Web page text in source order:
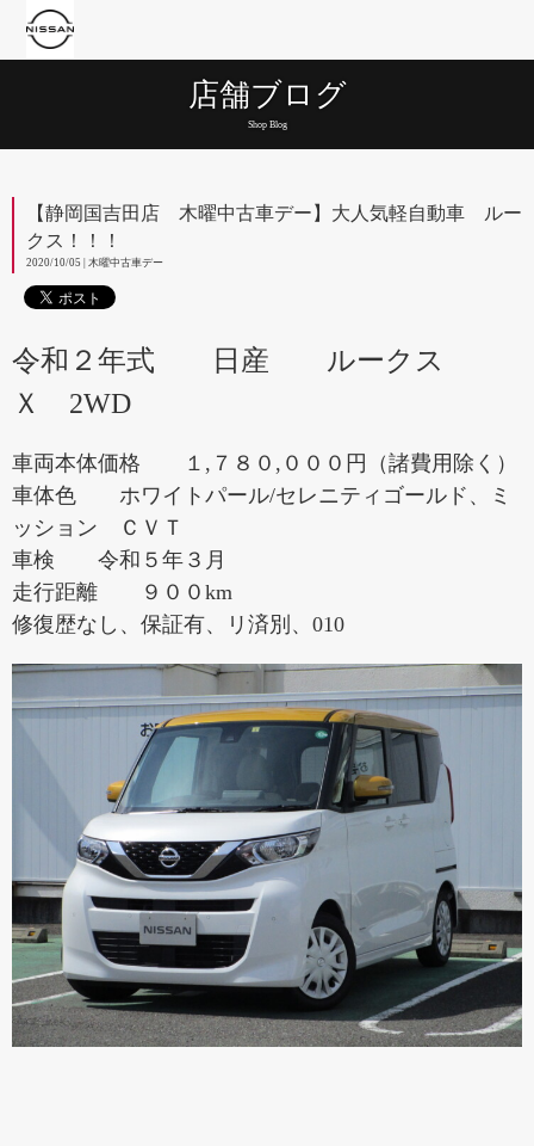
店舗ブログ
Shop Blog
【静岡国吉田店 木曜中古車デー】大人気軽自動車 ルー
クス！！！
2020/10/05 | 木曜中古車デー
令和２年式 日産 ルークス
Ｘ 2WD
車両本体価格 １,７８０,０００円（諸費用除く）
車体色 ホワイトパール/セレニティゴールド、ミ
ッション ＣＶＴ
車検 令和５年３月
走行距離 ９００km
修復歴なし、保証有、リ済別、010